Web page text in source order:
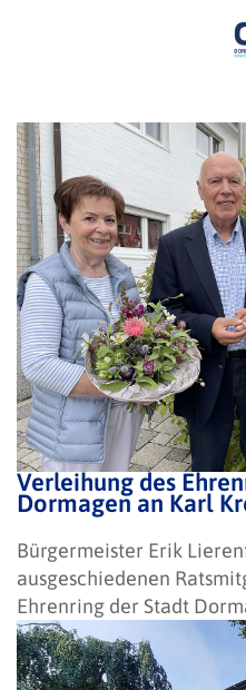
Verleihung des
Dormagen an Karl
Bürgermeister Erik
ausgeschiedenen
Ehrenring der Stadt